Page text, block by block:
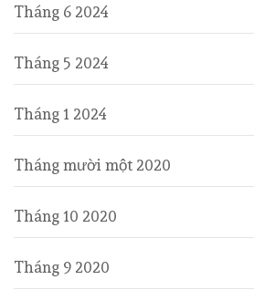
Tháng 6 2024
Tháng 5 2024
Tháng 1 2024
Tháng mười một 2020
Tháng 10 2020
Tháng 9 2020